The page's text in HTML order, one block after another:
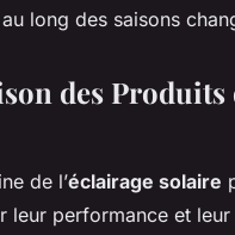
long des saisons
des Produits
de l’éclairage solaire
leur performance et